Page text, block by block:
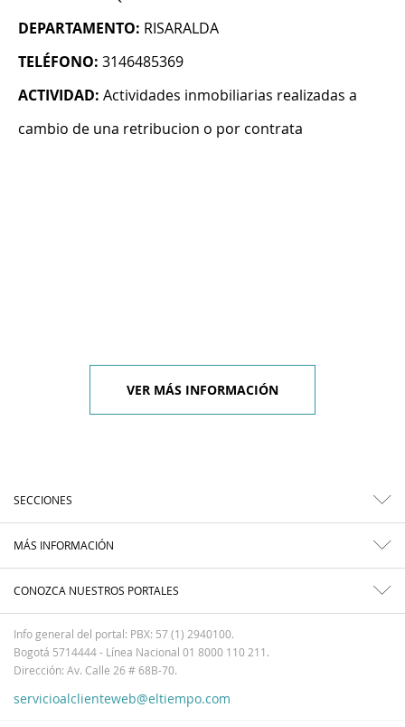
DEPARTAMENTO: RISARALDA
TELÉFONO: 3146485369
ACTIVIDAD: Actividades inmobiliarias realizadas a
cambio de una retribucion o por contrata
VER MÁS INFORMACIÓN
SECCIONES
MÁS INFORMACIÓN
CONOZCA NUESTROS PORTALES
Info general del portal: PBX: 57 (1) 2940100.
Bogotá 5714444 - Línea Nacional 01 8000 110 211.
Dirección: Av. Calle 26 # 68B-70.
servicioalclienteweb@eltiempo.com